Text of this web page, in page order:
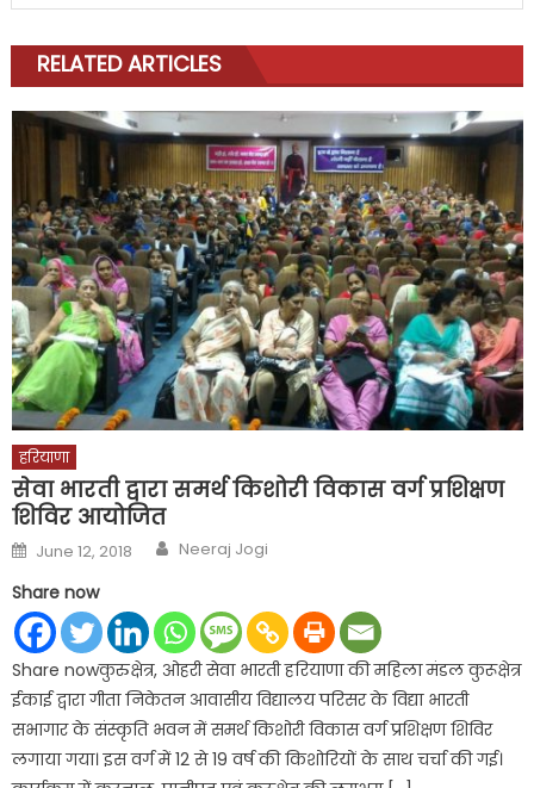
RELATED ARTICLES
हरियाणा
सेवा भारती द्वारा समर्थ किशोरी विकास वर्ग प्रशिक्षण
शिविर आयोजित
Posted
on
June 12, 2018 Author
Neeraj Jogi
Share now
Share nowकुरुक्षेत्र, ओहरी सेवा भारती हरियाणा की महिला मंडल कुरूक्षेत्र
ईकाई द्वारा गीता निकेतन आवासीय विद्यालय परिसर के विद्या भारती
सभागार के संस्कृति भवन में समर्थ किशोरी विकास वर्ग प्रशिक्षण शिविर
लगाया गया। इस वर्ग में 12 से 19 वर्ष की किशोरियों के साथ चर्चा की गई।